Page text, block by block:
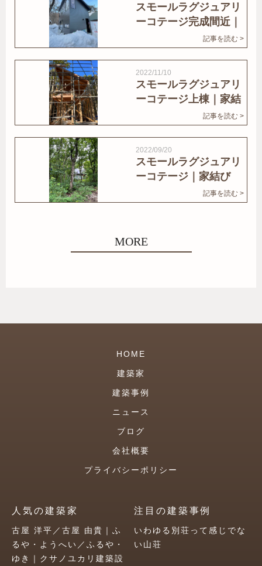
スモールラグジュアリ
ーコテージ完成間近｜
記事を読む >
2022/11/10
スモールラグジュアリ
ーコテージ上棟｜家結
記事を読む >
2022/09/20
スモールラグジュアリ
ーコテージ｜家結び
記事を読む >
MORE
HOME
建築家
建築事例
ニュース
ブログ
会社概要
プライバシーポリシー
人気の建築家
古屋 洋平／古屋 由貴｜ふ
るや・ようへい／ふるや・
ゆき｜クサノユカリ建築設
注目の建築事例
いわゆる別荘って感じでな
い山荘